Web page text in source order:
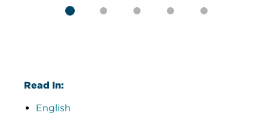
Read In:
English